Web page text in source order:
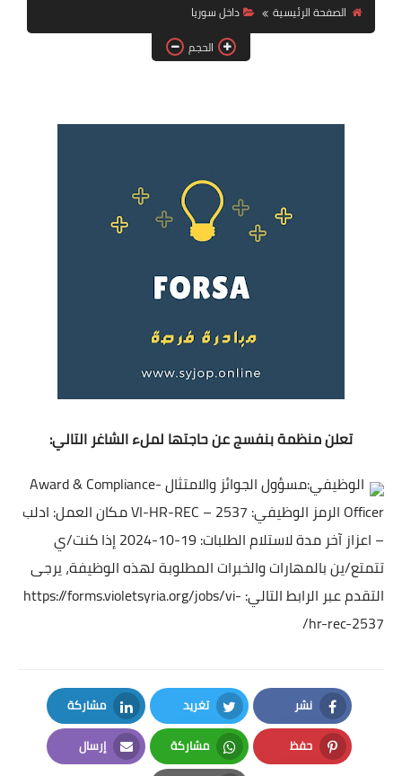
فرص عمل في العراق
فرص عمل في اليمن
الصفحة الرئيسية
داخل سوريا
الحجم
تعلن منظمة بنفسج عن حاجتها لملء الشاغر التالي:
الوظيفي:مسؤول الجوائز والامتثال -Award & Compliance
Officer الرمز الوظيفي: VI-HR-REC – 2537 مكان العمل: ادلب
– اعزاز آخر مدة لاستلام الطلبات: 19-10-2024 إذا كنت/ي
تتمتع/ين بالمهارات والخبرات المطلوبة لهذه الوظيفة، يرجى
التقدم عبر الرابط التالي: https://forms.violetsyria.org/jobs/vi-
hr-rec-2537/
نشر
Facebook
تغريد
Twitter
مشاركة
LinkedIn
حفظ
Pinterest
مشاركة
Whatsapp
إرسال
Email